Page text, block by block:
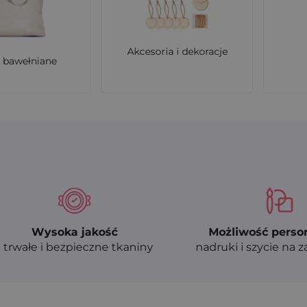
może towarzyszyć przez długi czas - za
się woreczek 22 x 30 cm?
eksponuje to, co znajduje się w środku,
ilości z nadrukiem?
hurtowych. Możesz dodać nadruk z
Akcesoria i dekoracje
Wysoka jakość
trwałe i bezpieczne tkaniny
Możliwość
nadruki i szycie na